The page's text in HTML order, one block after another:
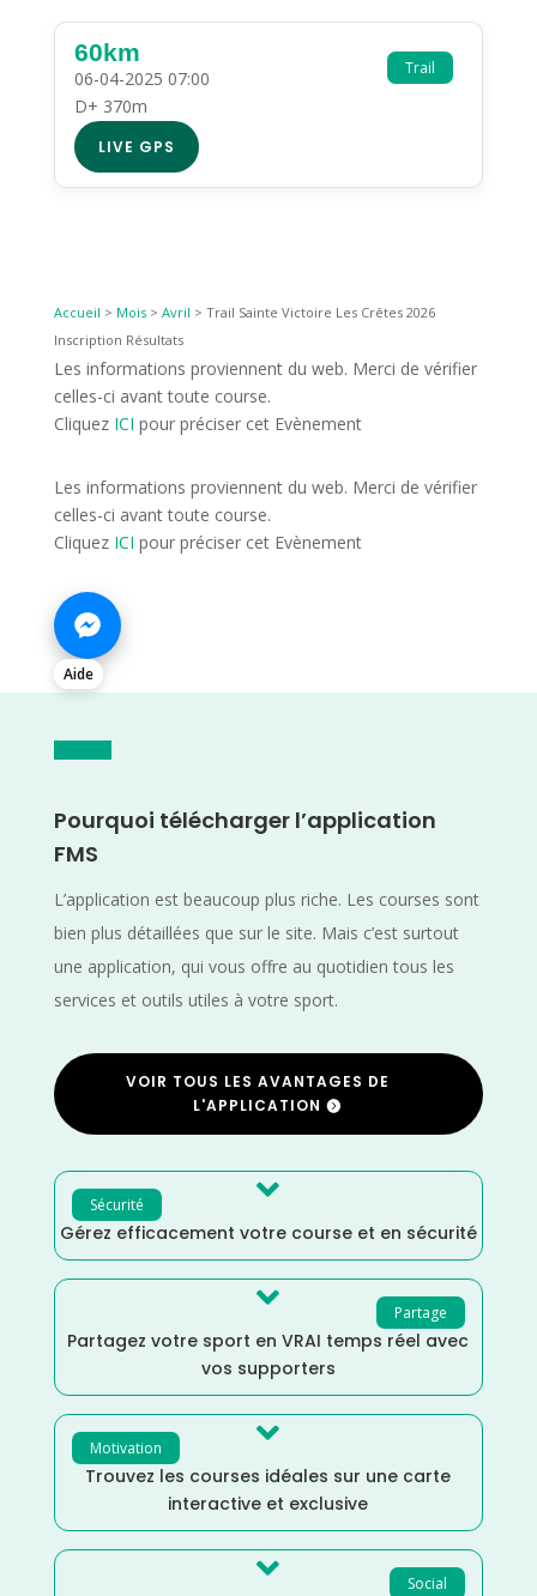
Trail
60km
06-04-2025 07:00
D+ 370m
LIVE GPS
Accueil > Mois> Avril > Trail Sainte Victoire Les Crêtes 2026
Inscription Résultats
Les informations proviennent du web. Merci de vérifier
celles-ci avant toute course.
Cliquez ICI pour préciser cet Evènement
Les informations proviennent du web. Merci de vérifier
celles-ci avant toute course.
Cliquez ICI pour préciser cet Evènement
Aide
Pourquoi télécharger l’application
FMS
L’application est beaucoup plus riche. Les courses sont
bien plus détaillées que sur le site. Mais c’est surtout
une application, qui vous offre au quotidien tous les
services et outils utiles à votre sport.
VOIR TOUS LES AVANTAGES DE
L'APPLICATION
Sécurité 
Gérez efficacement votre course et en sécurité
Partage

Partagez votre sport en VRAI temps réel avec
vos supporters
Motivation 
Trouvez les courses idéales sur une carte
interactive et exclusive
Social
